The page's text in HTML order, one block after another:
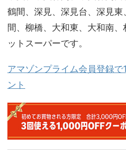
鶴間、深見、深見台、深見
間、柳橋、大和東、大和南
ットスーパーです。
アマゾンプライム会員登録
ント